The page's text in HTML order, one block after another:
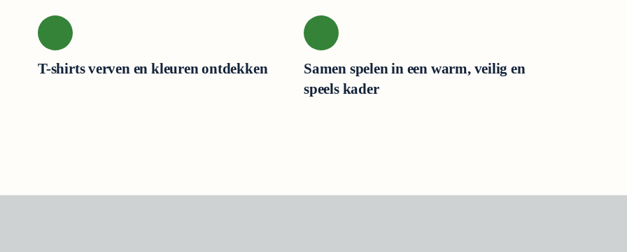
T-shirts verven en kleuren ontdekken
Samen spelen in een warm, veilig en
speels kader